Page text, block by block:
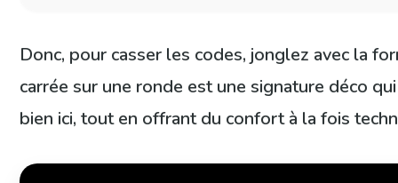
Donc, pour casser les codes, jonglez avec la
carrée sur une ronde est une signature déco
bien ici, tout en offrant du confort à la fois